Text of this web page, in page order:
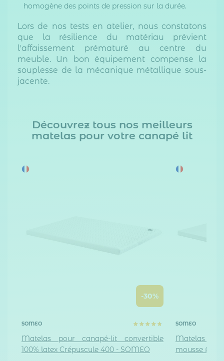
homogène des points de pression sur la durée.
Lors de nos tests en atelier, nous constatons
que la résilience du matériau prévient
l'affaissement prématuré au centre du
meuble. Un bon équipement compense la
souplesse de la mécanique métallique sous-
jacente.
Découvrez tous nos meilleurs
matelas pour votre canapé lit
-30%
SOMEO
Matelas pour canapé-lit convertible
100% latex Crépuscule 400 - SOMEO
SOMEO
Matelas
mousse